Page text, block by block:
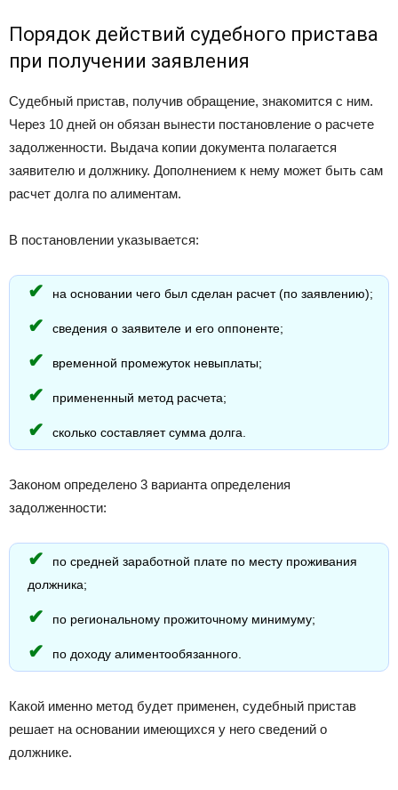
Порядок действий судебного пристава
при получении заявления
Судебный пристав, получив обращение, знакомится с ним.
Через 10 дней он обязан вынести постановление о расчете
задолженности. Выдача копии документа полагается
заявителю и должнику. Дополнением к нему может быть сам
расчет долга по алиментам.
В постановлении указывается:
на основании чего был сделан расчет (по заявлению);
сведения о заявителе и его оппоненте;
временной промежуток невыплаты;
примененный метод расчета;
сколько составляет сумма долга.
Законом определено 3 варианта определения
задолженности:
по средней заработной плате по месту проживания
должника;
по региональному прожиточному минимуму;
по доходу алиментообязанного.
Какой именно метод будет применен, судебный пристав
решает на основании имеющихся у него сведений о
должнике.